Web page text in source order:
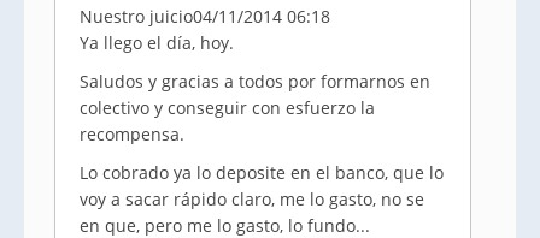
Nuestro juicio04/11/2014 06:18
Ya llego el día, hoy.
Saludos y gracias a todos por formarnos en
colectivo y conseguir con esfuerzo la
recompensa.
Lo cobrado ya lo deposite en el banco, que lo
voy a sacar rápido claro, me lo gasto, no se
en que, pero me lo gasto, lo fundo...